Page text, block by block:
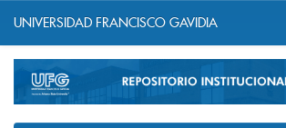
navigation
UNIVERSIDAD FRANCISCO GAVIDIA